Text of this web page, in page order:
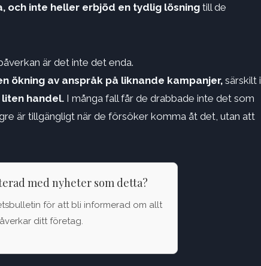
och inte heller erbjöd en tydlig lösning till de
är det inte det enda.
ökning av anspråk på liknande kampanjer, särskilt i
liten handel. I många fall får de drabbade inte det som
är tillgängligt när de försöker komma åt det, utan att
med nyheter som detta?
för att bli informerad om allt
ditt företag.